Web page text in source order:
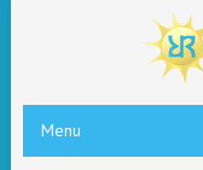
Menu